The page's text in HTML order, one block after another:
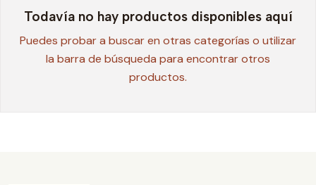
Todavía no hay productos disponibles aquí
Puedes probar a buscar en otras categorías o utilizar
la barra de búsqueda para encontrar otros
productos.